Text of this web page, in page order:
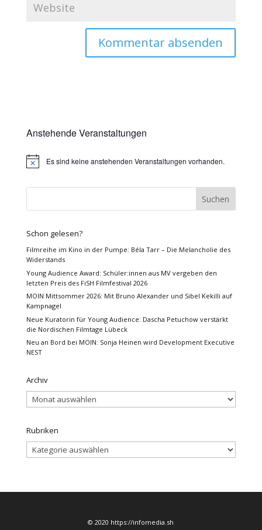
Anstehende Veranstaltungen
HinweisEs sind keine anstehenden Veranstaltungen vorhanden.
Schon gelesen?
Filmreihe im Kino in der Pumpe: Béla Tarr – Die Melancholie des
Widerstands
Young Audience Award: Schüler:innen aus MV vergeben den
letzten Preis des FiSH Filmfestival 2026
MOIN Mittsommer 2026: Mit Bruno Alexander und Sibel Kekilli auf
Kampnagel
Neue Kuratorin für Young Audience: Dascha Petuchow verstärkt
die Nordischen Filmtage Lübeck
Neu an Bord bei MOIN: Sonja Heinen wird Development Executive
NEST
Archiv
Archiv
Rubriken
Rubriken
© 2020 https://infomedia.sh